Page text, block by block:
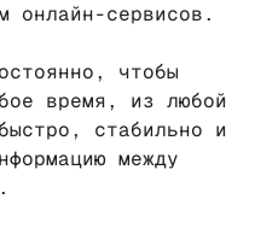
онлайн-сервисов.
чтобы
время, из любой
стабильно и
между